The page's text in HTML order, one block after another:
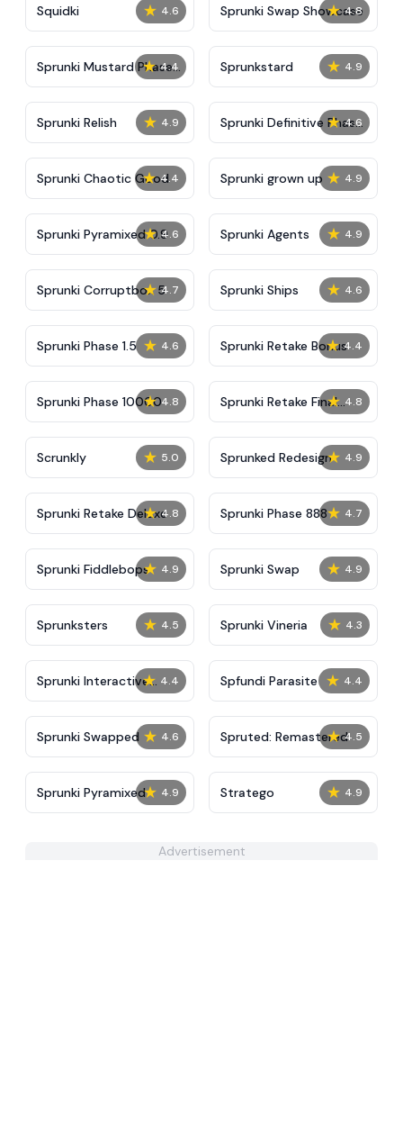
★ 4.6
Squidki ★ 4.8
Sprunki Swap Showcase
★ 4.4
Sprunki Mustard Phase
2
★ 4.9
Sprunkstard
★ 4.9
Sprunki Relish ★ 4.6
Sprunki Definitive Phase
7
★ 4.4
Sprunki Chaotic Good ★ 4.9
Sprunki grown up
★ 4.6
Sprunki Pyramixed 0.9 ★ 4.9
Sprunki Agents
★ 4.7
Sprunki Corruptbox 5 ★ 4.6
Sprunki Ships
★ 4.6
Sprunki Phase 1.5 ★ 4.4
Sprunki Retake Bonus
★ 4.8
Sprunki Phase 10000 ★ 4.8
Sprunki Retake Final
Update
★ 5.0
Scrunkly ★ 4.9
Sprunked Redesign
★ 4.8
Sprunki Retake Deluxe ★ 4.7
Sprunki Phase 888
★ 4.9
Sprunki Fiddlebops ★ 4.9
Sprunki Swap
★ 4.5
Sprunksters ★ 4.3
Sprunki Vineria
★ 4.4
Sprunki Interactive
Tunner
★ 4.4
Spfundi Parasite
★ 4.6
Sprunki Swapped ★ 4.5
Spruted: Remastered
★ 4.9
Sprunki Pyramixed ★ 4.9
Stratego
Advertisement